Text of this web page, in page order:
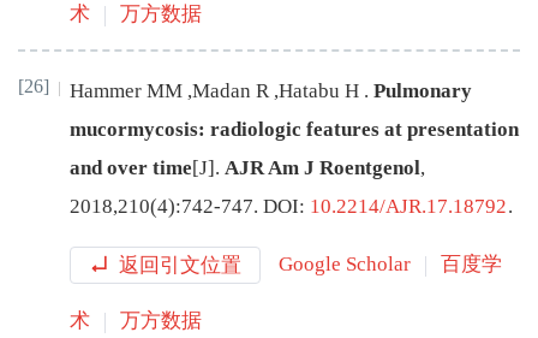
术 万方数据
[26] Hammer MM ,Madan R ,Hatabu H . Pulmonary
mucormycosis: radiologic features at presentation
and over time[J] . AJR Am J Roentgenol,
2018,210(4):742-747. DOI: 10.2214/AJR.17.18792.
返回引文位置 Google Scholar 百度学
术 万方数据